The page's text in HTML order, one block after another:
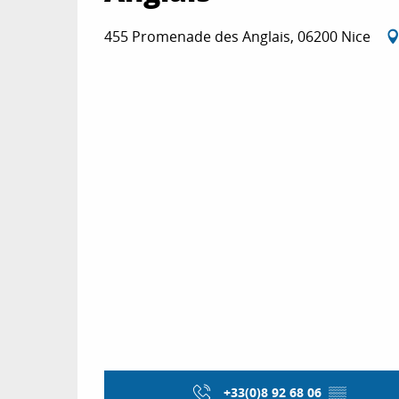
455 Promenade des Anglais, 06200 Nice
+33(0)8 92 68 06 ▒▒